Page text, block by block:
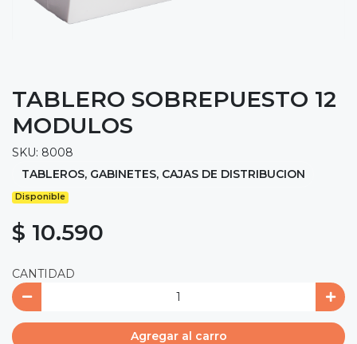
TABLERO SOBREPUESTO 12
MODULOS
SKU: 8008
TABLEROS, GABINETES, CAJAS DE DISTRIBUCION
Disponible
$ 10.590
CANTIDAD
Agregar al carro